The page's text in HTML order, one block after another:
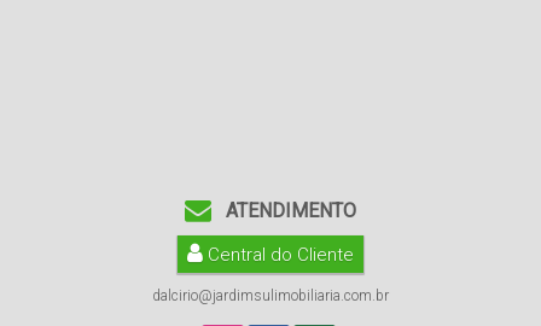
ATENDIMENTO
Central do Cliente
dalcirio@jardimsulimobiliaria.com.br